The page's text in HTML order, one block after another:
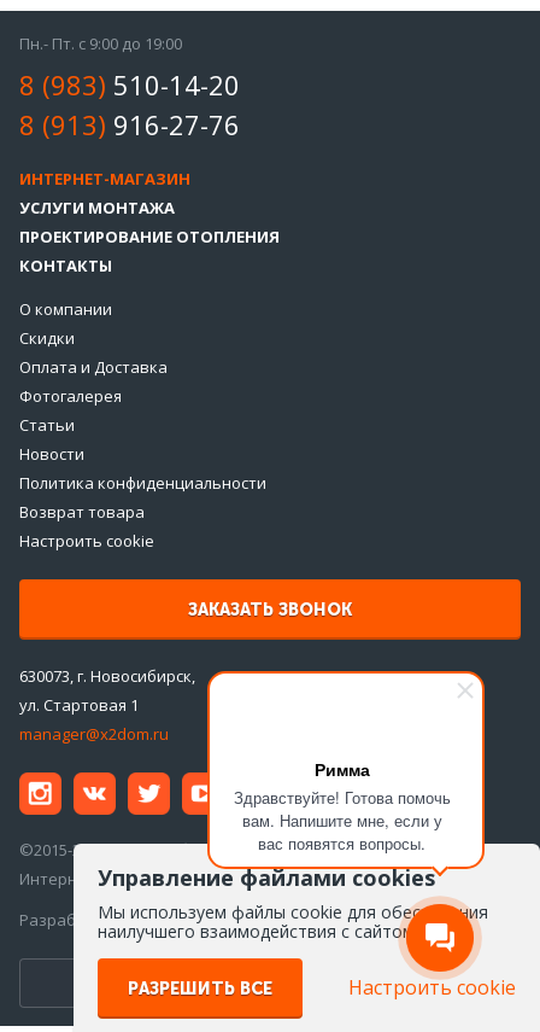
Римма
Здравствуйте! Готова помочь
вам. Напишите мне, если у
вас появятся вопросы.
Пн.- Пт. с 9:00 до 19:00
8 (983) 510-14-20
8 (913) 916-27-76
ИНТЕРНЕТ-МАГАЗИН
УСЛУГИ МОНТАЖА
ПРОЕКТИРОВАНИЕ ОТОПЛЕНИЯ
КОНТАКТЫ
О компании
Скидки
Оплата и Доставка
Фотогалерея
Статьи
Новости
Политика конфиденциальности
Возврат товара
Настроить cookie
ЗАКАЗАТЬ ЗВОНОК
630073, г. Новосибирск,
ул. Стартовая 1
manager@x2dom.ru
©2015-2026 ООО «ДаблДом»
Интернет-магазин инженерной сантехники
Разработка сайта —Айкон
ПЕРЕЙТИ ВВЕРСИЮ ДЛЯ ПК
Управление файлами cookies
Мы используем файлы cookie для обеспечения
наилучшего взаимодействия с сайтом
РАЗРЕШИТЬ ВСЕ Настроить cookie